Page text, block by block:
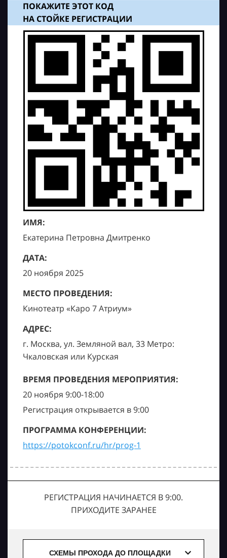
ПОКАЖИТЕ ЭТОТ КОД
НА СТОЙКЕ РЕГИСТРАЦИИ
ИМЯ:
Екатерина Петровна Дмитренко
ДАТА:
20 ноября 2025
МЕСТО ПРОВЕДЕНИЯ:
Кинотеатр «Каро 7 Атриум»
АДРЕС:
г. Москва, ул. Земляной вал, 33 Метро:
Чкаловская или Курская
ВРЕМЯ ПРОВЕДЕНИЯ МЕРОПРИЯТИЯ:
20 ноября 9:00-18:00
Регистрация открывается в 9:00
ПРОГРАММА КОНФЕРЕНЦИИ:
https://potokconf.ru/hr/prog-1
РЕГИСТРАЦИЯ НАЧИНАЕТСЯ В 9:00.
ПРИХОДИТЕ ЗАРАНЕЕ
СХЕМЫ ПРОХОДА ДО ПЛОЩАДКИ